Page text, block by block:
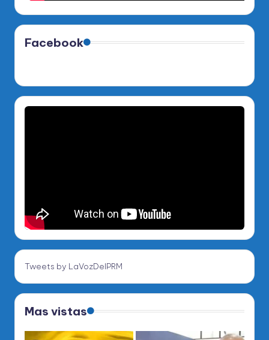
Facebook
Tweets by LaVozDelPRM
Mas vistas